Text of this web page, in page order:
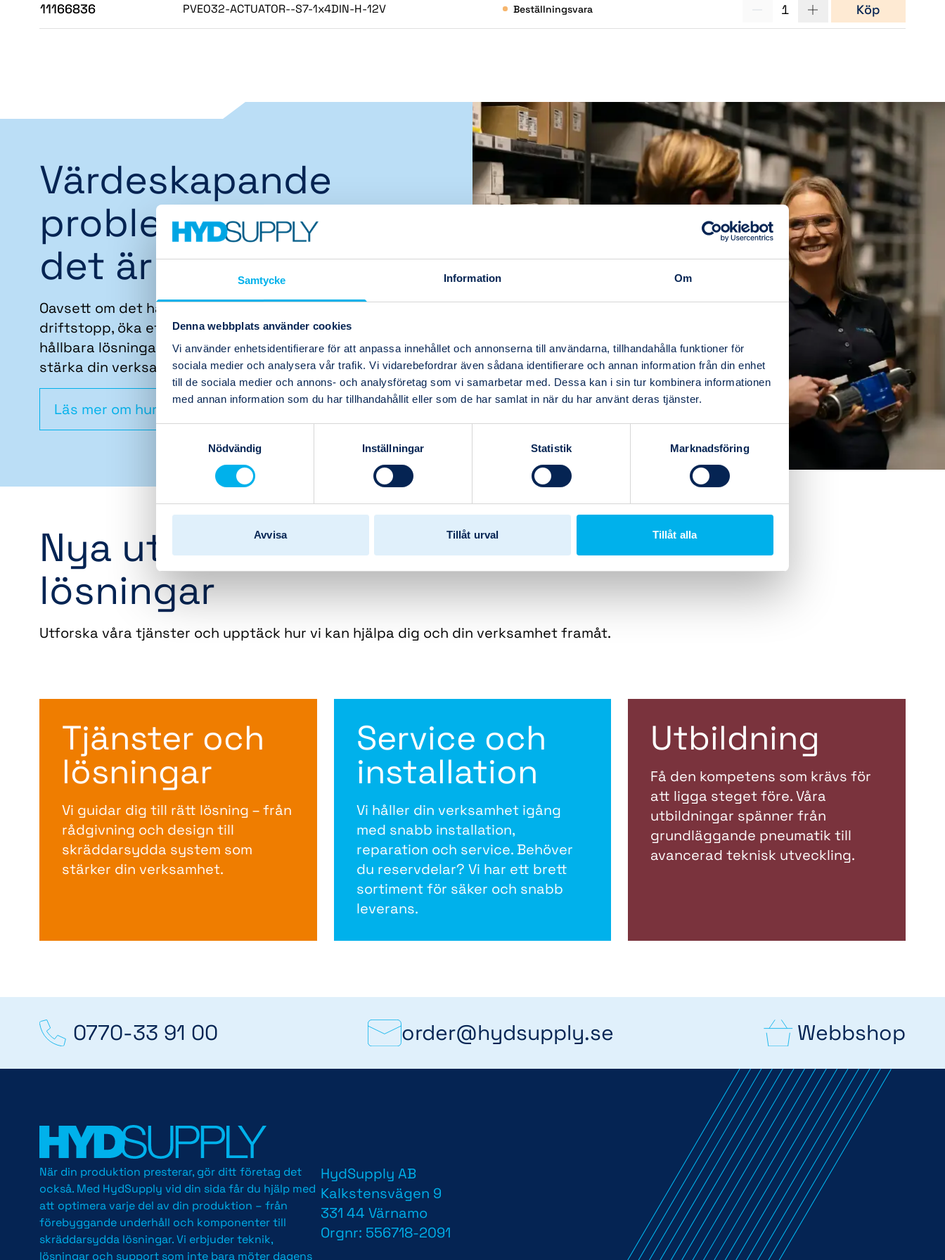
Samtycke Information Om
Denna webbplats använder cookies
Vi använder enhetsidentifierare för att anpassa innehållet och annonserna till användarna, tillhandahålla funktioner för
sociala medier och analysera vår trafik. Vi vidarebefordrar även sådana identifierare och annan information från din enhet
till de sociala medier och annons- och analysföretag som vi samarbetar med. Dessa kan i sin tur kombinera informationen
med annan information som du har tillhandahållit eller som de har samlat in när du har använt deras tjänster.
Samtyckesval
Nödvändig
Inställningar Statistik Marknadsföring
Avvisa Tillåt urval Tillåt alla
11166836 PVEO32-ACTUATOR--S7-1x4DIN-H-12V Beställningsvara 1 Köp
Värdeskapande
problemlösare,
det är vi
Oavsett om det handlar om att förebygga
driftstopp, öka effektiviteten eller skapa
hållbara lösningar för framtiden, är vi här för att
stärka din verksamhet.
Läs mer om hur vi jobbar
Nya utmaningar kräver smarta
lösningar
Utforska våra tjänster och upptäck hur vi kan hjälpa dig och din verksamhet framåt.
Tjänster och
lösningar
Vi guidar dig till rätt lösning – från
rådgivning och design till
skräddarsydda system som
stärker din verksamhet.
Service och
installation
Vi håller din verksamhet igång
med snabb installation,
reparation och service. Behöver
du reservdelar? Vi har ett brett
sortiment för säker och snabb
leverans.
Utbildning
Få den kompetens som krävs för
att ligga steget före. Våra
utbildningar spänner från
grundläggande pneumatik till
avancerad teknisk utveckling.
0770-33 91 00 order@hydsupply.se Webbshop
När din produktion presterar, gör ditt företag det
också. Med HydSupply vid din sida får du hjälp med
att optimera varje del av din produktion – från
förebyggande underhåll och komponenter till
skräddarsydda lösningar. Vi erbjuder teknik,
lösningar och support som inte bara möter dagens
HydSupply AB
Kalkstensvägen 9
331 44 Värnamo
Orgnr: 556718-2091